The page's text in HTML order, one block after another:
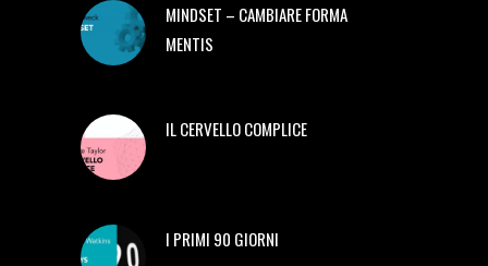
MINDSET – CAMBIARE FORMA
MENTIS
IL CERVELLO COMPLICE
I PRIMI 90 GIORNI